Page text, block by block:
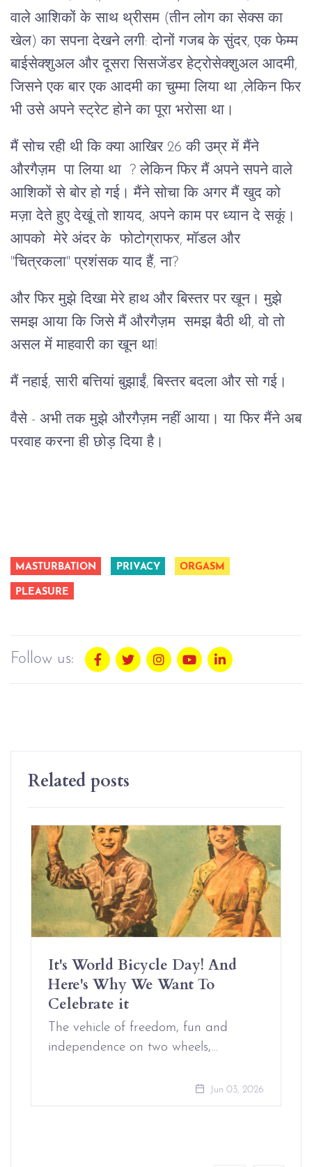
वाले आशिकों के साथ थ्रीसम (तीन लोग का सेक्स का
खेल) का सपना देखने लगी: दोनों गजब के सुंदर, एक फेम्म
बाईसेक्शुअल और दूसरा सिसजेंडर हेट्रोसेक्शुअल आदमी,
जिसने एक बार एक आदमी का चुम्मा लिया था ,लेकिन फिर
भी उसे अपने स्ट्रेट होने का पूरा भरोसा था।
मैं सोच रही थी कि क्या आखिर 26 की उम्र में मैंने
औरगैज़म पा लिया था ? लेकिन फिर मैं अपने सपने वाले
आशिकों से बोर हो गई। मैंने सोचा कि अगर मैं खुद को
मज़ा देते हुए देखूं तो शायद, अपने काम पर ध्यान दे सकूं।
आपको मेरे अंदर के फोटोग्राफर, मॉडल और
"चित्रकला" प्रशंसक याद हैं, ना?
और फिर मुझे दिखा मेरे हाथ और बिस्तर पर खून। मुझे
समझ आया कि जिसे मैं औरगैज़म समझ बैठी थी, वो तो
असल में माहवारी का खून था!
मैं नहाई, सारी बत्तियां बुझाईं, बिस्तर बदला और सो गई।
वैसे - अभी तक मुझे औरगैज़म नहीं आया। या फिर मैंने अब
परवाह करना ही छोड़ दिया है।
MASTURBATION PRIVACY ORGASM
PLEASURE
Follow us:
Related posts
It's World Bicycle Day! And
Here's Why We Want To
Celebrate it
The vehicle of freedom, fun and
independence on two wheels,…
Jun 03, 2026